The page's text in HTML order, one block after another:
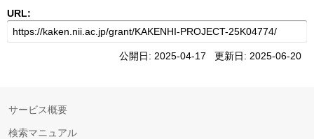
URL:
公開日: 2025-04-17 更新日: 2025-06-20
サービス概要
検索マニュアル